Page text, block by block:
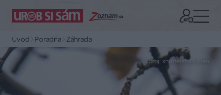
Úvod Poradňa Záhrada
Zdroj: shutterstock.com